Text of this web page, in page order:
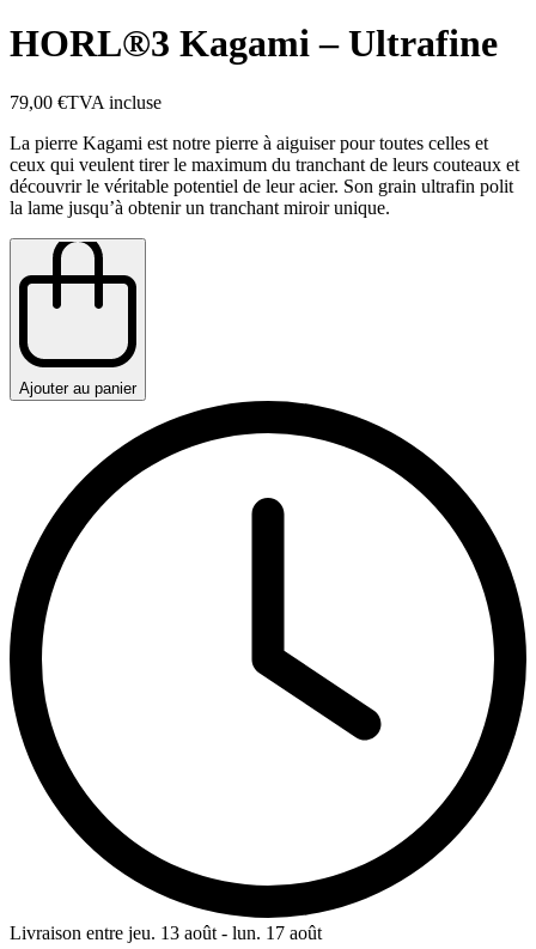
HORL®3 Kagami – Ultrafine
79,00 €TVA incluse
La pierre Kagami est notre pierre à aiguiser pour toutes celles et
ceux qui veulent tirer le maximum du tranchant de leurs couteaux et
découvrir le véritable potentiel de leur acier. Son grain ultrafin polit
la lame jusqu’à obtenir un tranchant miroir unique.
Ajouter au panier
Livraison entre jeu. 13 août - lun. 17 août